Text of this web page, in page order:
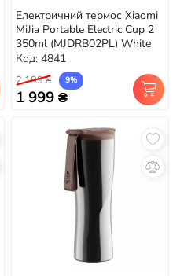
Електричний термос Xiaomi
MiJia Portable Electric Cup 2
350ml (MJDRB02PL) White
Код: 4841
2 199 ₴ 9%
1 999 ₴